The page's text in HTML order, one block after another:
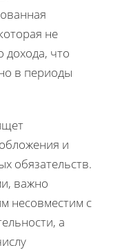
не
дохода, что
в периоды
и
обязательств.
важно
несовместим с
а